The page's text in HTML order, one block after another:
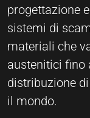
progettazione
sistemi di
materiali che
austenitici fino
distribuzione
il mondo.